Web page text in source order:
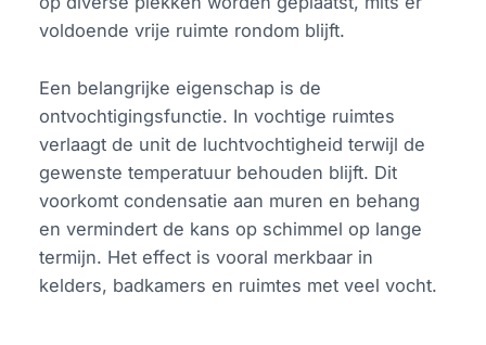
voldoende vrije ruimte rondom blijft.
Een belangrijke eigenschap is de
ontvochtigingsfunctie. In vochtige ruimtes
verlaagt de unit de luchtvochtigheid terwijl de
gewenste temperatuur behouden blijft. Dit
voorkomt condensatie aan muren en behang
en vermindert de kans op schimmel op lange
termijn. Het effect is vooral merkbaar in
kelders, badkamers en ruimtes met veel vocht.